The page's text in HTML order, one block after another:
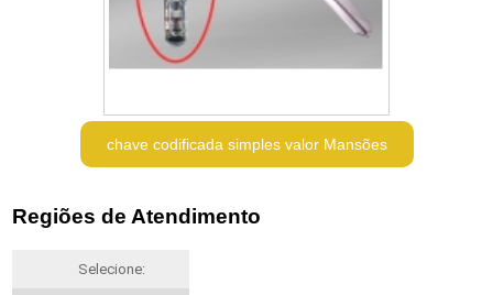
chave codificada simples valor Mansões
Regiões de Atendimento
Selecione: